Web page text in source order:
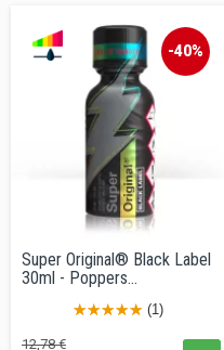
-40%
Super Original® Black Label
30ml - Poppers...
(1)
Prezzo
12,78 €Prezzo